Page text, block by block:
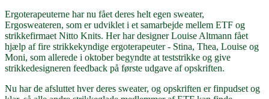
Ergoterapeuterne har nu fået deres helt egen sweater,
Ergosweateren, som er udviklet i et samarbejde mellem ETF og
strikkefirmaet Nitto Knits. Her har designer Louise Altmann fået
hjælp af fire strikkekyndige ergoterapeuter - Stina, Thea, Louise og
Moni, som allerede i oktober begyndte at teststrikke og give
strikkedesigneren feedback på første udgave af opskriften.
Nu har de afsluttet hver deres sweater, og opskriften er finpudset og